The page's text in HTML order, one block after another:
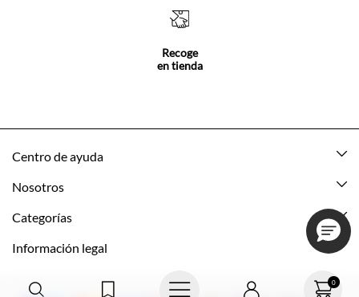
0
Recoge
en tienda
Centro de ayuda
Mis pedidos
Cómo comprar
Nosotros
Acerca de Tennis
Tns Friends
Categorías
Nuevo
Información legal